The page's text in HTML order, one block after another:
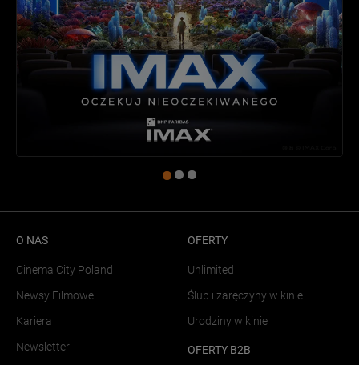
O NAS
Cinema City Poland
Newsy Filmowe
Kariera
Newsletter
OFERTY
Unlimited
Ślub i zaręczyny w kinie
Urodziny w kinie
OFERTY B2B